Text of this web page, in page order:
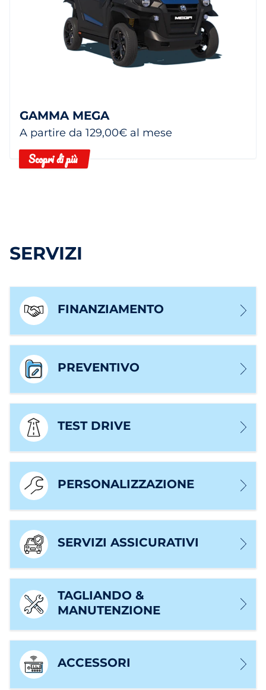
GAMMA MEGA
A partire da 129,00€ al mese
Scopri di più
SERVIZI
FINANZIAMENTO
PREVENTIVO
TEST DRIVE
PERSONALIZZAZIONE
SERVIZI ASSICURATIVI
TAGLIANDO &
MANUTENZIONE
ACCESSORI